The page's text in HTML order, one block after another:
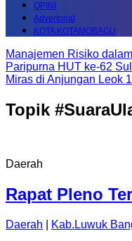
OPINI
Advertorial
KOTA KOTAMOBAGU
Manajemen Risiko
Paripurna HUT ke-62
Miras di Anjungan Leok
Topik
Daerah
Rapat Pleno
Daerah Kab.Luwuk